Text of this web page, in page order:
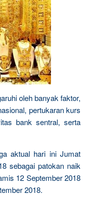
oleh banyak faktor,
pertukaran kurs
bank sentral, serta
aktual hari ini Jumat
sebagai patokan naik
12 September 2018
2018.